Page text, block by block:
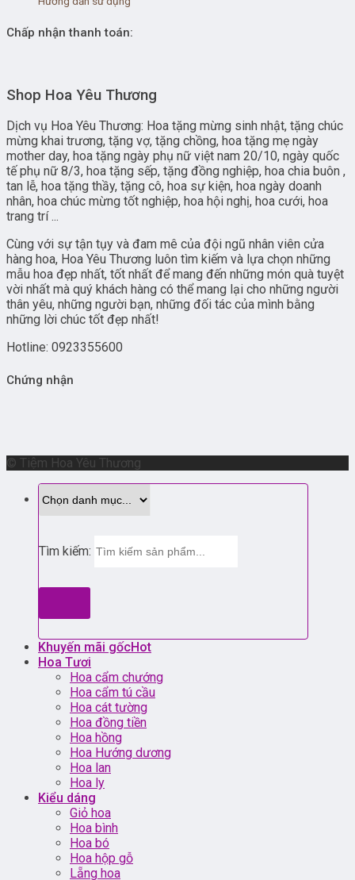
Chấp nhận thanh toán:
Shop Hoa Yêu Thương
Dịch vụ Hoa Yêu Thương: Hoa tặng mừng sinh nhật, tặng chúc
mừng khai trương, tặng vợ, tặng chồng, hoa tặng mẹ ngày
mother day, hoa tặng ngày phụ nữ việt nam 20/10, ngày quốc
tế phụ nữ 8/3, hoa tặng sếp, tặng đồng nghiệp, hoa chia buôn ,
tan lễ, hoa tặng thầy, tặng cô, hoa sự kiện, hoa ngày doanh
nhân, hoa chúc mừng tốt nghiệp, hoa hội nghị, hoa cưới, hoa
trang trí ...
Cùng với sự tận tụy và đam mê của đội ngũ nhân viên cửa
hàng hoa, Hoa Yêu Thương luôn tìm kiếm và lựa chọn những
mẫu hoa đẹp nhất, tốt nhất để mang đến những món quà tuyệt
vời nhất mà quý khách hàng có thể mang lại cho những người
thân yêu, những người bạn, những đối tác của mình bằng
những lời chúc tốt đẹp nhất!
Hotline: 0923355600
Chứng nhận
© Tiệm Hoa Yêu Thương
Tìm kiếm:
Khuyến mãi gốc
Hoa Tươi
Hoa cẩm chướng
Hoa cẩm tú cầu
Hoa cát tường
Hoa đồng tiền
Hoa hồng
Hoa Hướng dương
Hoa lan
Hoa ly
Kiểu dáng
Giỏ hoa
Hoa bình
Hoa bó
Hoa hộp gỗ
Lẵng hoa